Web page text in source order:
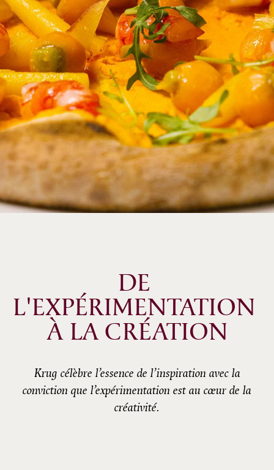
DE
L'EXPÉRIMENTATION
À LA CRÉATION
Krug célèbre l’essence de l’inspiration avec la
conviction que l’expérimentation est au cœur de la
créativité.